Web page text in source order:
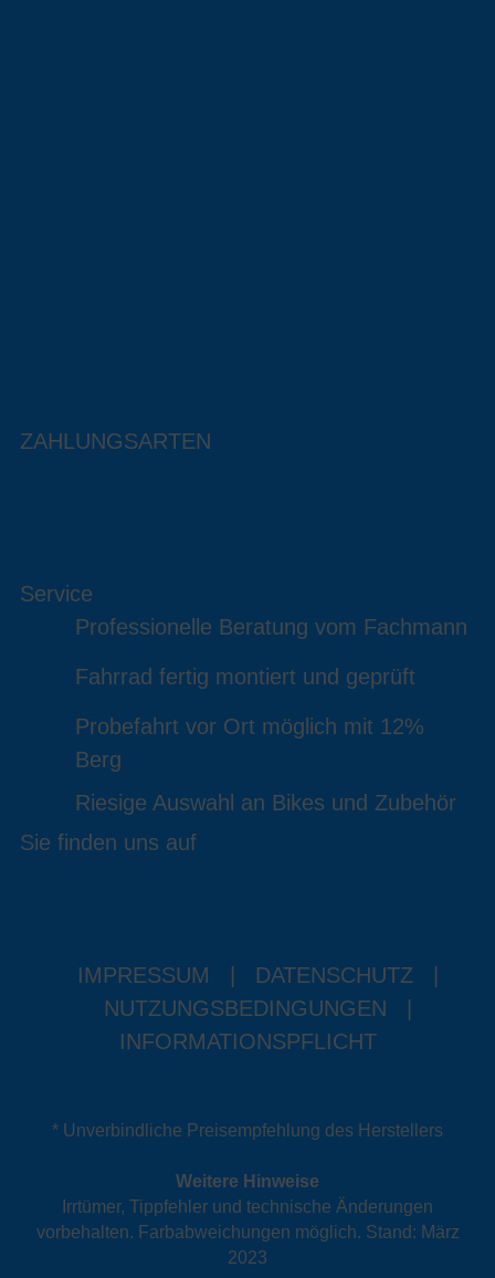
ZAHLUNGSARTEN
Service
Professionelle Beratung vom Fachmann
Fahrrad fertig montiert und geprüft
Probefahrt vor Ort möglich mit 12%
Berg
Riesige Auswahl an Bikes und Zubehör
Sie finden uns auf
IMPRESSUM DATENSCHUTZ
NUTZUNGSBEDINGUNGEN
INFORMATIONSPFLICHT
* Unverbindliche Preisempfehlung des Herstellers
Weitere Hinweise
Irrtümer, Tippfehler und technische Änderungen
vorbehalten. Farbabweichungen möglich. Stand: März
2023